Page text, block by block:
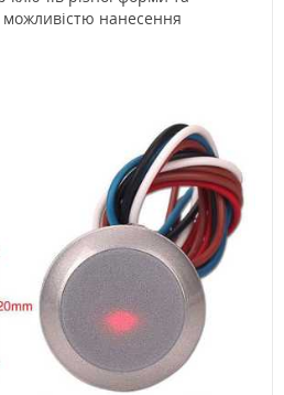
можливістю нанесення